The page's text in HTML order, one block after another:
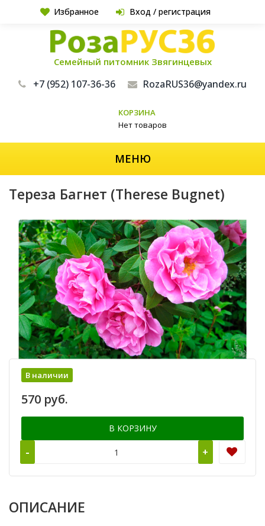
Избранное Вход / регистрация
Семейный питомник Звягинцевых
+7 (952) 107-36-36 RozaRUS36@yandex.ru
КОРЗИНА
Нет товаров
МЕНЮ
Тереза Багнет (Therese Bugnet)
В наличии
570 руб.
В КОРЗИНУ
- +
ОПИСАНИЕ